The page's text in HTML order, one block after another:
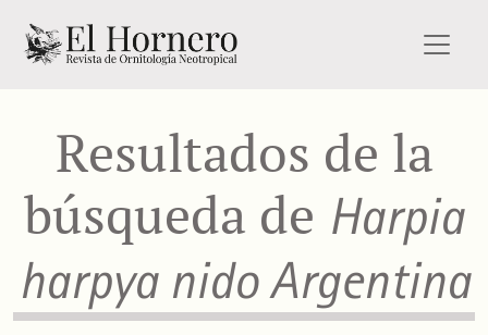
Buscar
Resultados de la
búsqueda de Harpia
harpya nido Argentina